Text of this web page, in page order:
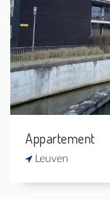
Appartement
Leuven